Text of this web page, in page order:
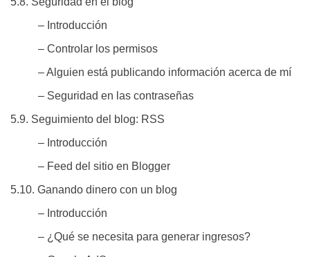
– Introducción
– Controlar los permisos
– Alguien está publicando información acerca de mí
– Seguridad en las contraseñas
5.9. Seguimiento del blog: RSS
– Introducción
– Feed del sitio en Blogger
5.10. Ganando dinero con un blog
– Introducción
– ¿Qué se necesita para generar ingresos?